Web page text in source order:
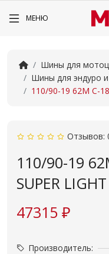
МЕНЮ
Шины для
Шины для эндуро и
110/90-19 62M C-
Отзывов:
110/90-19
SUPER
47315 ₽
Производитель: